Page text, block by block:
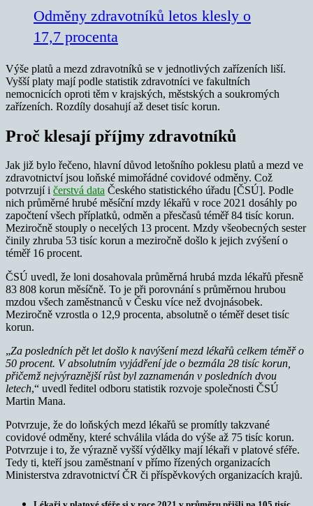
Odměny zdravotníků letos klesly o
17,7 procenta
Výše platů a mezd zdravotníků se v jednotlivých zařízeních liší.
Vyšší platy mají podle statistik zdravotníci ve fakultních
nemocnicích oproti těm v krajských, městských a soukromých
zařízeních. Rozdíly dosahují až deset tisíc korun.
Proč klesají příjmy zdravotníků
Jak již bylo řečeno, hlavní důvod letošního poklesu platů a mezd ve
zdravotnictví jsou loňské mimořádné covidové odměny. Což
potvrzují i čerstvá data Českého statistického úřadu [ČSÚ]. Podle
nich průměrné hrubé měsíční mzdy lékařů v roce 2021 dosáhly po
započtení všech příplatků, odměn a přesčasů téměř 84 tisíc korun.
Meziročně stouply o necelých 13 procent. Mzdy všeobecných sester
činily zhruba 53 tisíc korun a meziročně došlo k jejich zvýšení o
téměř 16 procent.
ČSÚ uvedl, že loni dosahovala průměrná hrubá mzda lékařů přesně
83 808 korun měsíčně. To je při porovnání s průměrnou hrubou
mzdou všech zaměstnanců v Česku více než dvojnásobek.
Meziročně vzrostla o 12,9 procenta, absolutně o téměř deset tisíc
korun.
„Za posledních pět let došlo k navýšení mezd lékařů celkem téměř o
50 procent. V absolutním vyjádření jde o bezmála 28 tisíc korun,
přičemž nejvýraznější růst byl zaznamenán v posledních dvou
letech,“ uvedl ředitel odboru statistik rozvoje společnosti ČSÚ
Martin Mana.
Potvrzuje, že do loňských mezd lékařů se promítly takzvané
covidové odměny, které schválila vláda do výše až 75 tisíc korun.
Potvrzuje i to, že výrazně vyšší výdělky mají lékaři v platové sféře.
Tedy ti, kteří jsou zaměstnaní v přímo řízených organizacích
Ministerstva zdravotnictví ČR či příspěvkových organizacích krajů.